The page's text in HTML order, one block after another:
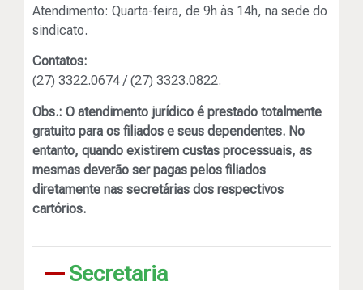
Atendimento: Quarta-feira, de 9h às 14h, na sede do
sindicato.
Contatos:
(27) 3322.0674 / (27) 3323.0822.
Obs.: O atendimento jurídico é prestado totalmente
gratuito para os filiados e seus dependentes. No
entanto, quando existirem custas processuais, as
mesmas deverão ser pagas pelos filiados
diretamente nas secretárias dos respectivos
cartórios.
Secretaria